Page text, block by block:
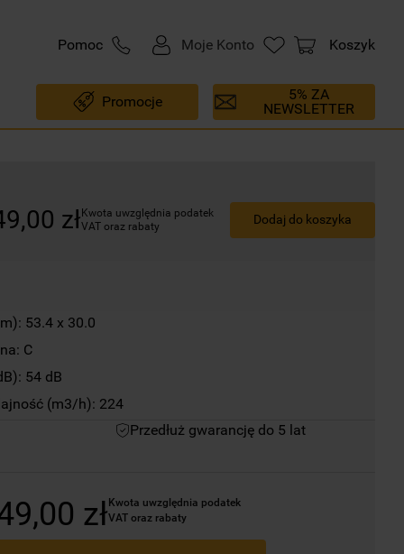
Pomoc Moje Konto Koszyk
Promocje
5% ZA
NEWSLETTER
,00 złKwota uwzględnia podatek
VAT oraz rabaty
Dodaj do koszyka
53.4 x 30.0
C
54 dB
(m3/h): 224
Przedłuż gwarancję do 5 lat
,00 złKwota uwzględnia podatek
VAT oraz rabaty